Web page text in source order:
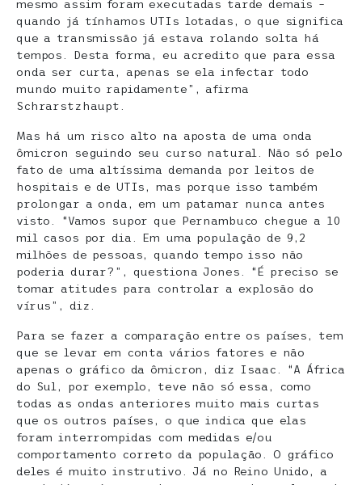
mesmo assim foram executadas tarde demais –
quando já tínhamos UTIs lotadas, o que significa
que a transmissão já estava rolando solta há
tempos. Desta forma, eu acredito que para essa
onda ser curta, apenas se ela infectar todo
mundo muito rapidamente”, afirma
Schrarstzhaupt.
Mas há um risco alto na aposta de uma onda
ômicron seguindo seu curso natural. Não só pelo
fato de uma altíssima demanda por leitos de
hospitais e de UTIs, mas porque isso também
prolongar a onda, em um patamar nunca antes
visto. “Vamos supor que Pernambuco chegue a 10
mil casos por dia. Em uma população de 9,2
milhões de pessoas, quando tempo isso não
poderia durar?”, questiona Jones. “É preciso se
tomar atitudes para controlar a explosão do
vírus”, diz.
Para se fazer a comparação entre os países, tem
que se levar em conta vários fatores e não
apenas o gráfico da ômicron, diz Isaac. “A África
do Sul, por exemplo, teve não só essa, como
todas as ondas anteriores muito mais curtas
que os outros países, o que indica que elas
foram interrompidas com medidas e/ou
comportamento correto da população. O gráfico
deles é muito instrutivo. Já no Reino Unido, a